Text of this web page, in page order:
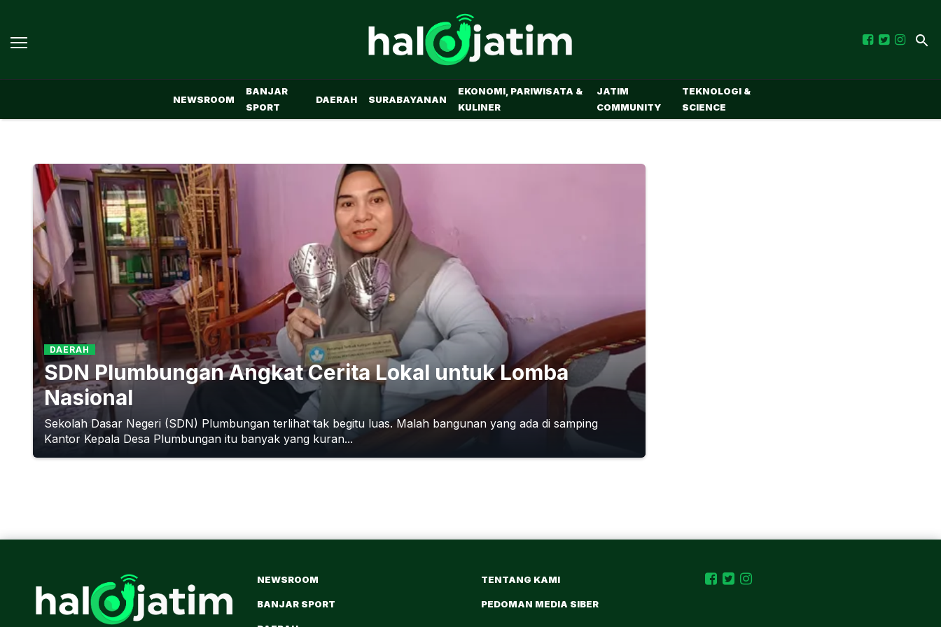
NEWSROOM
BANJAR
SPORT
DAERAH SURABAYANAN
EKONOMI, PARIWISATA &
KULINER
JATIM
COMMUNITY
TEKNOLOGI &
SCIENCE
DAERAH
SDN Plumbungan Angkat Cerita Lokal untuk Lomba
Nasional
Sekolah Dasar Negeri (SDN) Plumbungan terlihat tak begitu luas. Malah bangunan yang ada di samping
Kantor Kepala Desa Plumbungan itu banyak yang kuran...
NEWSROOM
BANJAR SPORT
TENTANG KAMI
PEDOMAN MEDIA SIBER